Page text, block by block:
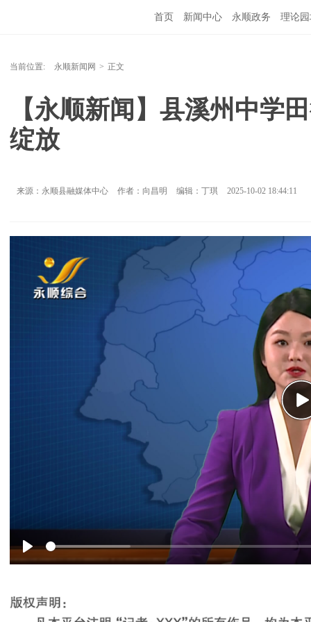
首页 新闻中心 永顺政务 理论
当前位置: 永顺新闻网 > 正文
【永顺新闻】县溪州中学
绽放
来源：永顺县融媒体中心 作者：向昌明 编辑：丁琪 2025-10-02 18:44:11
Play